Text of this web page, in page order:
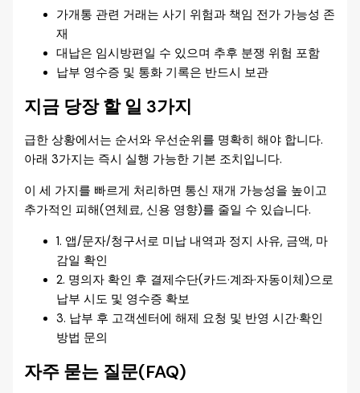
가개통 관련 거래는 사기 위험과 책임 전가 가능성 존
재
대납은 임시방편일 수 있으며 추후 분쟁 위험 포함
납부 영수증 및 통화 기록은 반드시 보관
지금 당장 할 일 3가지
급한 상황에서는 순서와 우선순위를 명확히 해야 합니다.
아래 3가지는 즉시 실행 가능한 기본 조치입니다.
이 세 가지를 빠르게 처리하면 통신 재개 가능성을 높이고
추가적인 피해(연체료, 신용 영향)를 줄일 수 있습니다.
1. 앱/문자/청구서로 미납 내역과 정지 사유, 금액, 마
감일 확인
2. 명의자 확인 후 결제수단(카드·계좌·자동이체)으로
납부 시도 및 영수증 확보
3. 납부 후 고객센터에 해제 요청 및 반영 시간·확인
방법 문의
자주 묻는 질문(FAQ)